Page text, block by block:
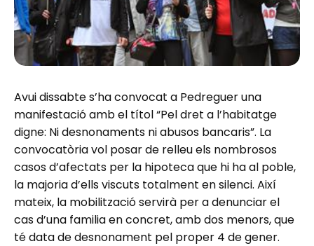
Avui dissabte s’ha convocat a Pedreguer una
manifestació amb el títol “Pel dret a l’habitatge
digne: Ni desnonaments ni abusos bancaris”. La
convocatòria vol posar de relleu els nombrosos
casos d’afectats per la hipoteca que hi ha al poble,
la majoria d’ells viscuts totalment en silenci. Així
mateix, la mobilització servirà per a denunciar el
cas d’una familia en concret, amb dos menors, que
té data de desnonament pel proper 4 de gener.